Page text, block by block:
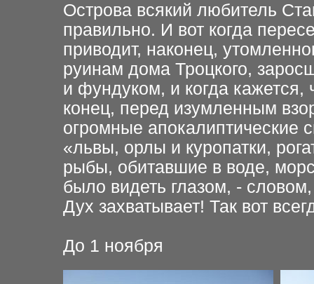
Острова всякий любитель
правильно. И вот когда
приводит, наконец,
руинам дома Троцкого,
и фундуком, и когда кажется,
конец, перед изумленным
огромные апокалиптические
«львы, орлы и куропатки,
рыбы, обитавшие в воде,
было видеть глазом, -
Дух захватывает! Так вот
До 1 ноября